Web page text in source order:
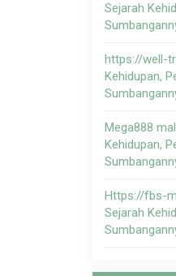
Sejarah
https://well-
Kehidupan,
Mega888
Kehidupan,
Https://fbs-
Sejarah